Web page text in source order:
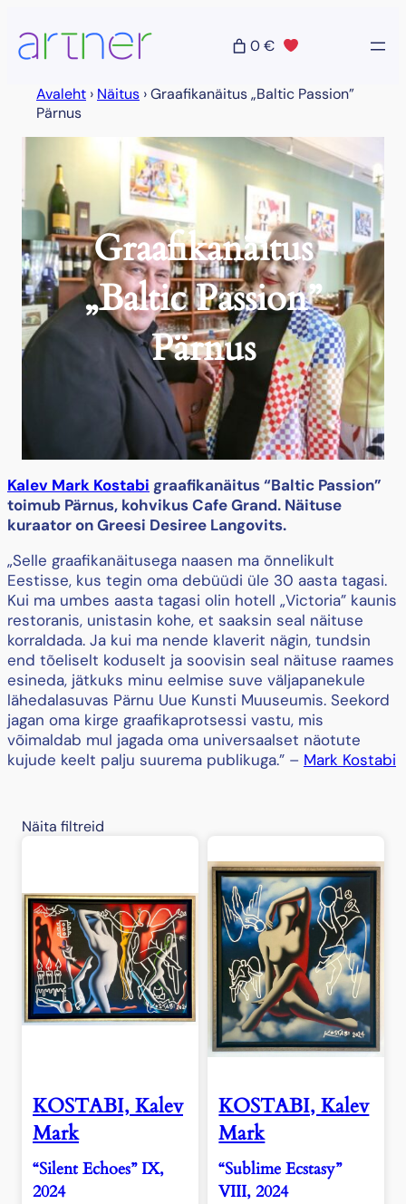
0 €
Avaleht › Näitus ›Graafikanäitus „Baltic Passion”
Pärnus
Graafikanäitus
„Baltic Passion”
Pärnus
Kalev Mark Kostabi graafikanäitus “Baltic Passion”
toimub Pärnus, kohvikus Cafe Grand. Näituse
kuraator on Greesi Desiree Langovits.
„Selle graafikanäitusega naasen ma õnnelikult
Eestisse, kus tegin oma debüüdi üle 30 aasta tagasi.
Kui ma umbes aasta tagasi olin hotell „Victoria” kaunis
restoranis, unistasin kohe, et saaksin seal näituse
korraldada. Ja kui ma nende klaverit nägin, tundsin
end tõeliselt koduselt ja soovisin seal näituse raames
esineda, jätkuks minu eelmise suve väljapanekule
lähedalasuvas Pärnu Uue Kunsti Muuseumis. Seekord
jagan oma kirge graafikaprotsessi vastu, mis
võimaldab mul jagada oma universaalset näotute
kujude keelt palju suurema publikuga.” – Mark Kostabi
Näita filtreid
KOSTABI, Kalev
Mark
“Silent Echoes” IX,
2024
KOSTABI, Kalev
Mark
“Sublime Ecstasy”
VIII, 2024